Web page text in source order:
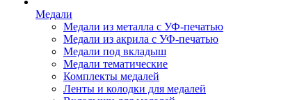
Медали
Медали из металла с УФ-печатью
Медали из акрила с УФ-печатью
Медали под вкладыш
Медали тематические
Комплекты медалей
Ленты и колодки для медалей